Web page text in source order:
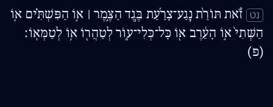
נט
זֹ֠את תּוֹרַ֨ת נֶֽגַע־צָרַ֜עַת בֶּ֥גֶד הַצֶּ֣מֶר ׀ א֣וֹ הַפִּשְׁתִּ֗ים א֤וֹ
הַשְּׁתִי֙ א֣וֹ הָעֵ֔רֶב א֖וֹ כָּל־כְּלִי־ע֑וֹר לְטַהֲר֖וֹ א֥וֹ לְטַמְּאֽוֹ׃
(פ)